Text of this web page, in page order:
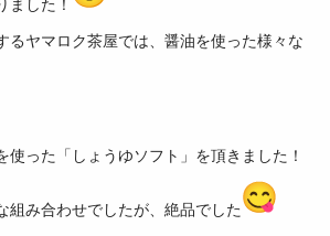
ました！
るヤマロク茶屋では、醤油を使った様々な
使った「しょうゆソフト」を頂きました！
組み合わせでしたが、絶品でした